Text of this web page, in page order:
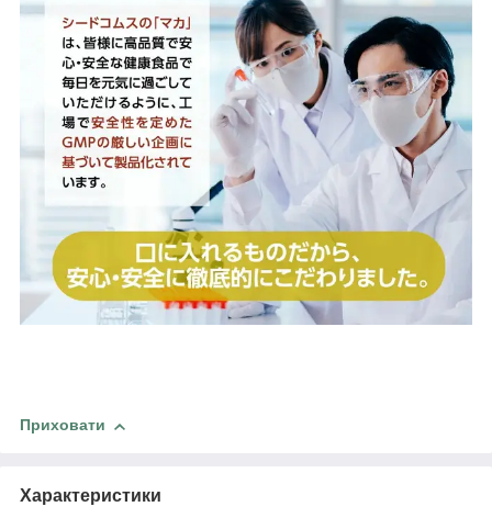
Приховати
Характеристики